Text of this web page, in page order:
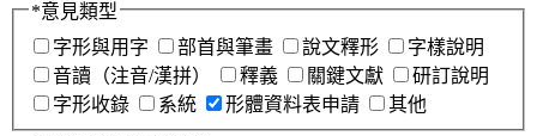
*意見類型
字形與用字
部首與筆畫 說文釋形
字樣說明
音讀（注音/漢拼）
釋義 關鍵文獻
研訂說明
字形收錄
系統 形體資料表申請 其他